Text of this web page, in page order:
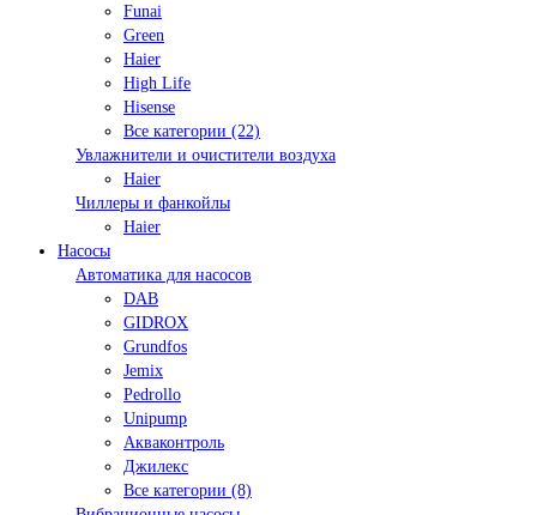
Funai
Green
Haier
High Life
Hisense
Все категории (22)
Увлажнители и очистители воздуха
Haier
Чиллеры и фанкойлы
Haier
Насосы
Автоматика для насосов
DAB
GIDROX
Grundfos
Jemix
Pedrollo
Unipump
Акваконтроль
Джилекс
Все категории (8)